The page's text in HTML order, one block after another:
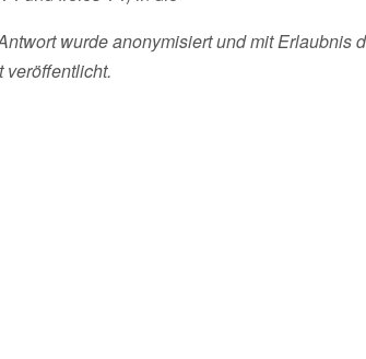
wurde anonymisiert und mit Erlaubnis
veröffentlicht.